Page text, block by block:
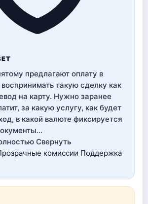
предлагают оплату в
воспринимать такую сделку как
на карту. Нужно заранее
за какую услугу, как будет
в какой валюте фиксируется
Свернуть
комиссии Поддержка